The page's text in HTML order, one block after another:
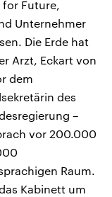
for Future,
Unternehmer
Die Erde hat
Arzt, Eckart von
dem
des
–
vor 200.000
Raum.
Kabinett um